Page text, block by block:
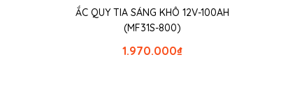
ẮC QUY TIA SÁNG KHÔ 12V-100AH
(MF31S-800)
₫
1.970.000